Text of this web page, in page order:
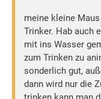
meine kleine
Trinker. Hab auch
mit ins Wasser
zum Trinken zu
sonderlich gut,
dann wird nur die